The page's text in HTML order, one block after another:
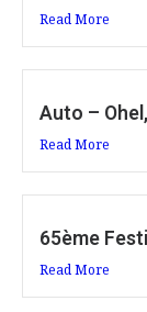
Read More
Auto –
Read More
65ème
Read More